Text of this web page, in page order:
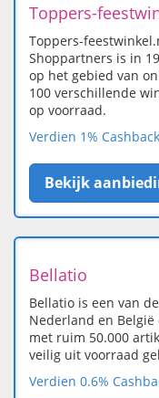
Toppers-
Toppers-
Shoppartners is in
op het gebied van
100 verschillende
op voorraad.
Verdien 1%
Bekijk
Bellatio
Bellatio is een van
Nederland en
met ruim 50.000
veilig uit voorraad
Verdien 0.6%